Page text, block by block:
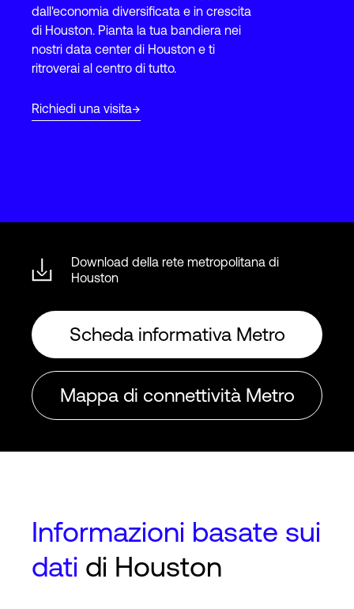
Accesso
dall'economia diversificata e in crescita
di Houston. Pianta la tua bandiera nei
nostri data center di Houston e ti
ritroverai al centro di tutto.
Richiedi una visita
Download della rete metropolitana di
Houston
Scheda informativa Metro
Mappa di connettività Metro
Informazioni basate sui
dati di Houston